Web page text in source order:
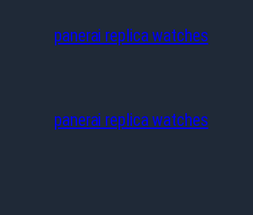
panerai replica watches
panerai replica watches